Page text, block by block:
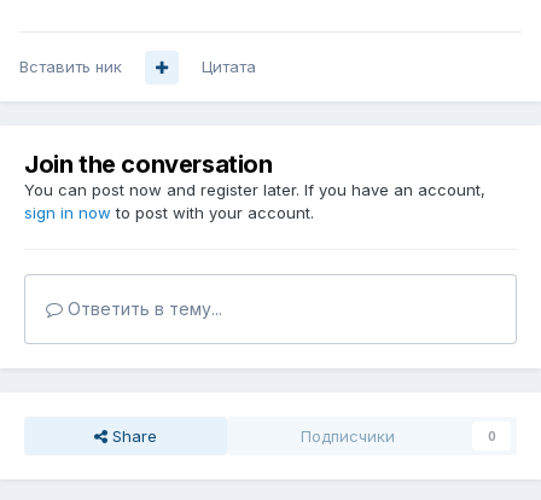
Вставить ник Цитата
Join the conversation
You can post now and register later. If you have an account,
sign in now to post with your account.
Ответить в тему...
Share Подписчики 0